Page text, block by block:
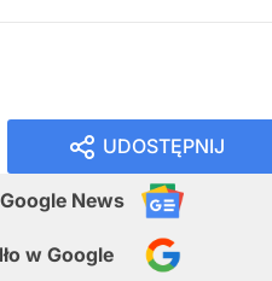
UDOSTĘPNIJ
Google News
w Google